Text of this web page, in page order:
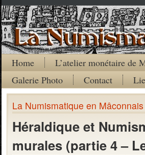
Home L’atelier monétaire de
Galerie Photo
Contact
La Numismatique en Mâconnais
Héraldique et
murales (partie 4 –